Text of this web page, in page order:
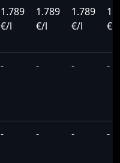
1.789
€/l
1.789
€/l
1.789
€/l
€/l
- - - -
- - - -